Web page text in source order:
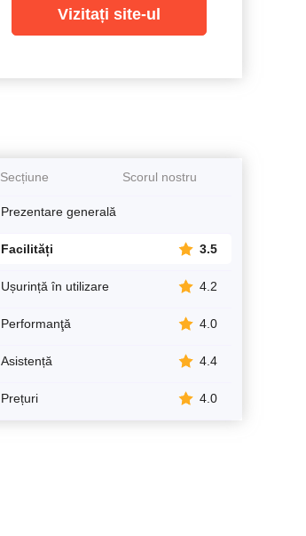
Vizitați site-ul
Secțiune Scorul nostru
Prezentare generală
Facilități 3.5
Ușurință în utilizare 4.2
Performanţă 4.0
Asistență 4.4
Prețuri 4.0